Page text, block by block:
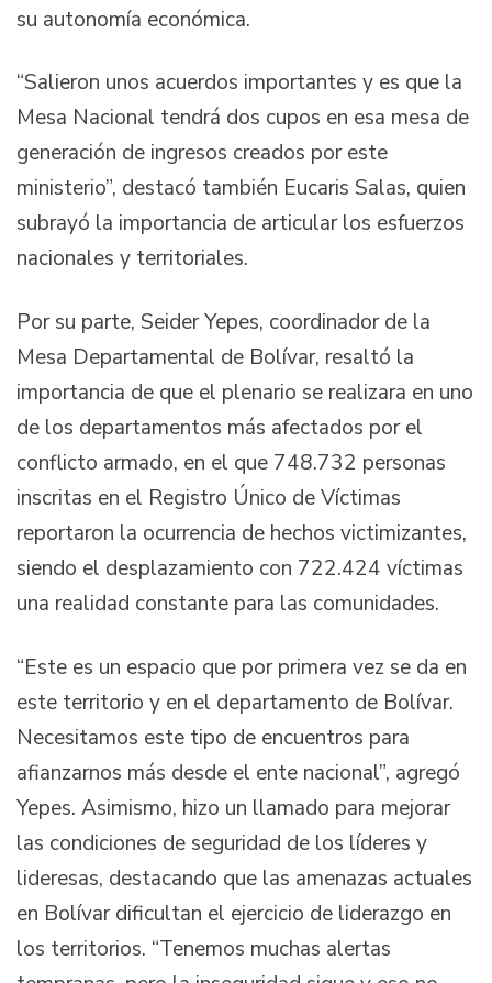
su autonomía económica.
“Salieron unos acuerdos importantes y es que la
Mesa Nacional tendrá dos cupos en esa mesa de
generación de ingresos creados por este
ministerio”, destacó también Eucaris Salas, quien
subrayó la importancia de articular los esfuerzos
nacionales y territoriales.
Por su parte, Seider Yepes, coordinador de la
Mesa Departamental de Bolívar, resaltó la
importancia de que el plenario se realizara en uno
de los departamentos más afectados por el
conflicto armado, en el que 748.732 personas
inscritas en el Registro Único de Víctimas
reportaron la ocurrencia de hechos victimizantes,
siendo el desplazamiento con 722.424 víctimas
una realidad constante para las comunidades.
“Este es un espacio que por primera vez se da en
este territorio y en el departamento de Bolívar.
Necesitamos este tipo de encuentros para
afianzarnos más desde el ente nacional”, agregó
Yepes. Asimismo, hizo un llamado para mejorar
las condiciones de seguridad de los líderes y
lideresas, destacando que las amenazas actuales
en Bolívar dificultan el ejercicio de liderazgo en
los territorios. “Tenemos muchas alertas